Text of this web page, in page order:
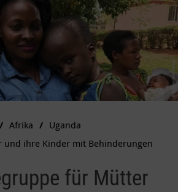
Afrika
Uganda
ihre Kinder mit Behinderungen
für Mütter